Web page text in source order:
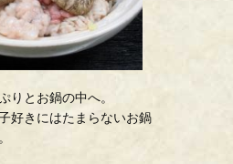
りとお鍋の中へ。
好きにはたまらないお鍋